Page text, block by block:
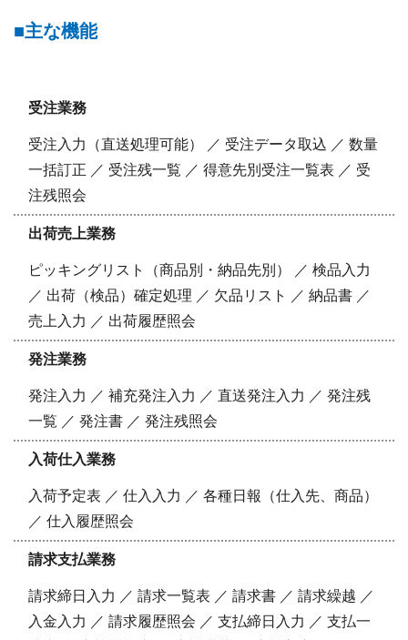
主な機能
受注業務
受注入力（直送処理可能） ／ 受注データ取込 ／ 数量
一括訂正 ／ 受注残一覧 ／ 得意先別受注一覧表 ／ 受
注残照会
出荷売上業務
ピッキングリスト（商品別・納品先別） ／ 検品入力
／ 出荷（検品）確定処理 ／ 欠品リスト ／ 納品書 ／
売上入力 ／ 出荷履歴照会
発注業務
発注入力 ／ 補充発注入力 ／ 直送発注入力 ／ 発注残
一覧 ／ 発注書 ／ 発注残照会
入荷仕入業務
入荷予定表 ／ 仕入入力 ／ 各種日報（仕入先、商品）
／ 仕入履歴照会
請求支払業務
請求締日入力 ／ 請求一覧表 ／ 請求書 ／ 請求繰越 ／
入金入力 ／ 請求履歴照会 ／ 支払締日入力 ／ 支払一